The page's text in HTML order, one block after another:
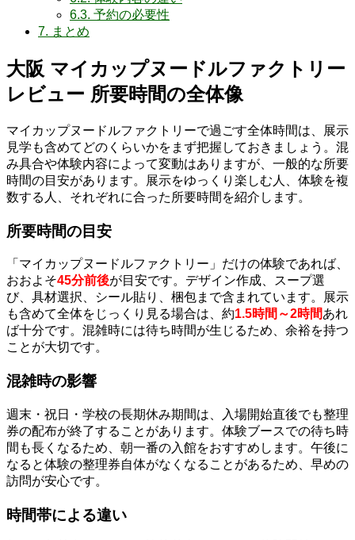
6.3. 予約の必要性
7. まとめ
大阪 マイカップヌードルファクトリー
レビュー 所要時間の全体像
マイカップヌードルファクトリーで過ごす全体時間は、展示
見学も含めてどのくらいかをまず把握しておきましょう。混
み具合や体験内容によって変動はありますが、一般的な所要
時間の目安があります。展示をゆっくり楽しむ人、体験を複
数する人、それぞれに合った所要時間を紹介します。
所要時間の目安
「マイカップヌードルファクトリー」だけの体験であれば、
おおよそ45分前後が目安です。デザイン作成、スープ選
び、具材選択、シール貼り、梱包まで含まれています。展示
も含めて全体をじっくり見る場合は、約1.5時間～2時間あれ
ば十分です。混雑時には待ち時間が生じるため、余裕を持つ
ことが大切です。
混雑時の影響
週末・祝日・学校の長期休み期間は、入場開始直後でも整理
券の配布が終了することがあります。体験ブースでの待ち時
間も長くなるため、朝一番の入館をおすすめします。午後に
なると体験の整理券自体がなくなることがあるため、早めの
訪問が安心です。
時間帯による違い